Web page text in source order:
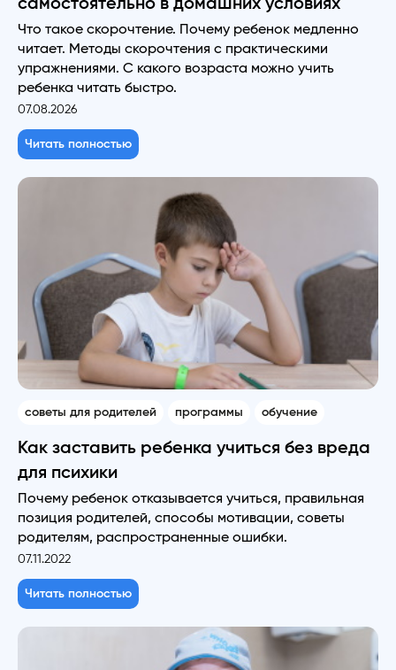
Что такое скорочтение. Почему ребенок медленно
читает. Методы скорочтения с практическими
упражнениями. С какого возраста можно учить
ребенка читать быстро.
07.08.2026
Читать полностью
советы для родителей программы обучение
Как заставить ребенка учиться без вреда
для психики
Почему ребенок отказывается учиться, правильная
позиция родителей, способы мотивации, советы
родителям, распространенные ошибки.
07.11.2022
Читать полностью